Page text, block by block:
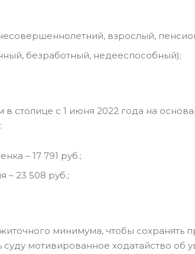
взрослый,
безработный, недееспособный);
столице с 1 июня 2022 года на
– 17 791 руб.;
– 23 508 руб.;
минимума, чтобы
суду мотивированное ходатайство